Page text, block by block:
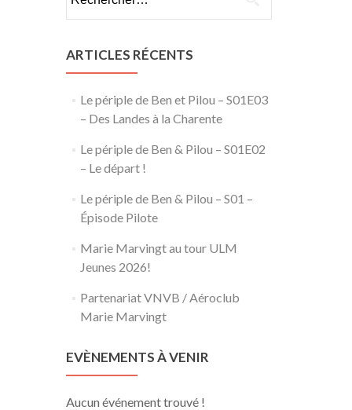
ARTICLES RÉCENTS
Le périple de Ben et Pilou – S01E03
– Des Landes à la Charente
Le périple de Ben & Pilou – S01E02
– Le départ !
Le périple de Ben & Pilou – S01 –
Épisode Pilote
Marie Marvingt au tour ULM
Jeunes 2026!
Partenariat VNVB / Aéroclub
Marie Marvingt
EVÈNEMENTS À VENIR
Aucun événement trouvé !